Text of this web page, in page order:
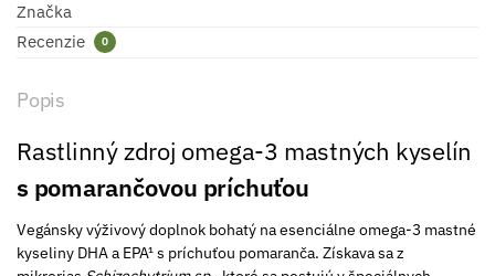
Značka
Recenzie
0
Popis
Rastlinný zdroj omega-3 mastných kyselín
s pomarančovou príchuťou
Vegánsky výživový doplnok bohatý na esenciálne omega-3 mastné
kyseliny DHA a EPA¹ s príchuťou pomaranča. Získava sa z